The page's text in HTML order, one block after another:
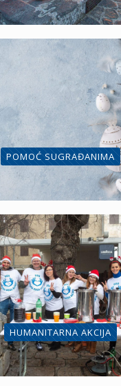
POMOĆ SUGRAĐANIMA
HUMANITARNA AKCIJA